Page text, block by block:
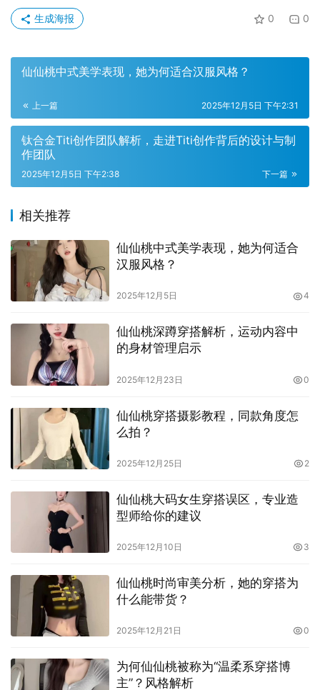
衣，能够拉长下半身的比例，让步伐看起来轻盈如燕。上衣
的领口选择也要讲究气质：圆领、蝴蝶结领、立领或微高领
都可以营造出不同的甜美感。若希望更温柔，可以将外套的
空间。
硬的轮廓线条。鞋子的颜色最好呼应主色，或选用接近的中
间色，能将脚部的存在感降到最低，提升整体的轻盈感。妆
容与发型也应呼应颜色基调。淡粉色腮红从颧骨最高点向太
若需要一点亮光，可在唇峰使用透明光泽。
0 0
生成海报
仙仙桃中式美学表现，她为何适合汉服风格？
上一篇 2025年12月5日 下午2:31
钛合金Titi创作团队解析，走进Titi创作背后的设计与制
作团队
下一篇
2025年12月5日 下午2:38
相关推荐
仙仙桃中式美学表现，她为何适合
汉服风格？
2025年12月5日 4
仙仙桃深蹲穿搭解析，运动内容中
的身材管理启示
2025年12月23日 0
仙仙桃穿搭摄影教程，同款角度怎
么拍？
2025年12月25日 2
仙仙桃大码女生穿搭误区，专业造
型师给你的建议
2025年12月10日 3
仙仙桃时尚审美分析，她的穿搭为
什么能带货？
2025年12月21日 0
为何仙仙桃被称为“温柔系穿搭博
主”？风格解析